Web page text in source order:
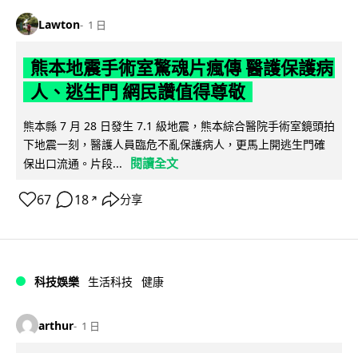
Lawton 1 日
熊本地震手術室驚魂片瘋傳 醫護保護病
人、逃生門 網民讚值得尊敬
熊本縣 7 月 28 日發生 7.1 級地震，熊本綜合醫院手術室鏡頭拍
下地震一刻，醫護人員臨危不亂保護病人，更馬上開逃生門確
保出口流通。片段...
閱讀全文
67 18 ↗ 分享
科技娛樂 生活科技 健康
arthur 1 日